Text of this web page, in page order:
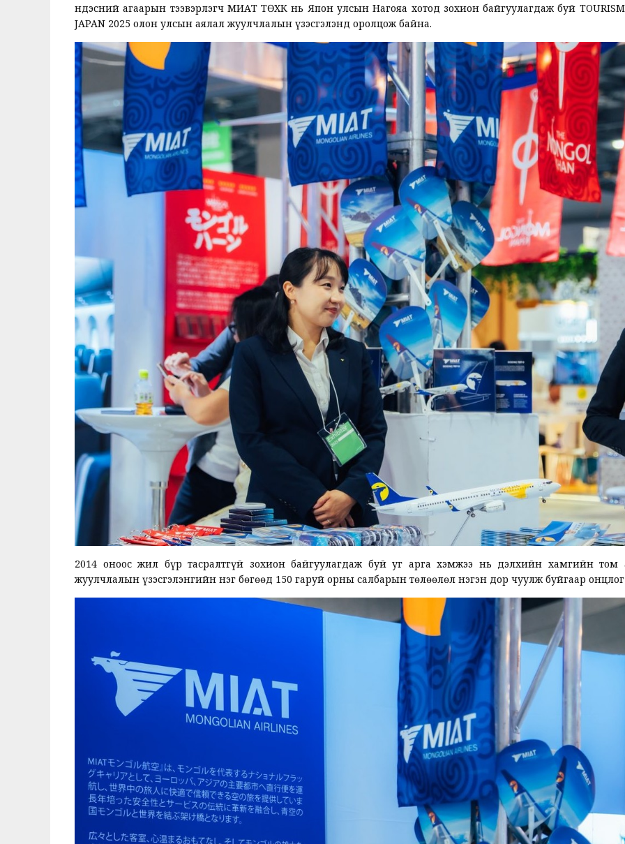
Үндэсний агаарын тээвэрлэгч МИАТ ТӨХК нь Япон улсын Нагояа хотод зохион байгуулагдаж буй TOURISM
JAPAN 2025 олон улсын аялал жуулчлалын үзэсгэлэнд оролцож байна.
2014 оноос жил бүр тасралтгүй зохион байгуулагдаж буй уг арга хэмжээ нь дэлхийн хамгийн том
жуулчлалын үзэсгэлэнгийн нэг бөгөөд 150 гаруй орны салбарын төлөөлөл нэгэн дор чуулж буйгаар